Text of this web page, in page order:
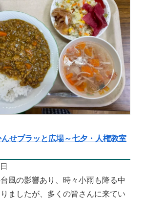
せプラッと広場～七夕・人権教室
風の影響あり、時々小雨も降る中
ましたが、多くの皆さんに来てい